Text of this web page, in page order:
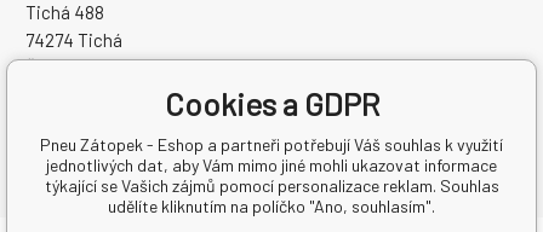
Tichá 488
74274 Tichá
Česká Republika
DIČ: CZ7504094994
Cookies a GDPR
Pneu Zátopek - Eshop a partneři potřebují Váš souhlas k využití
jednotlivých dat, aby Vám mimo jiné mohli ukazovat informace
týkající se Vašich zájmů pomocí personalizace reklam. Souhlas
udělíte kliknutím na políčko "Ano, souhlasím".